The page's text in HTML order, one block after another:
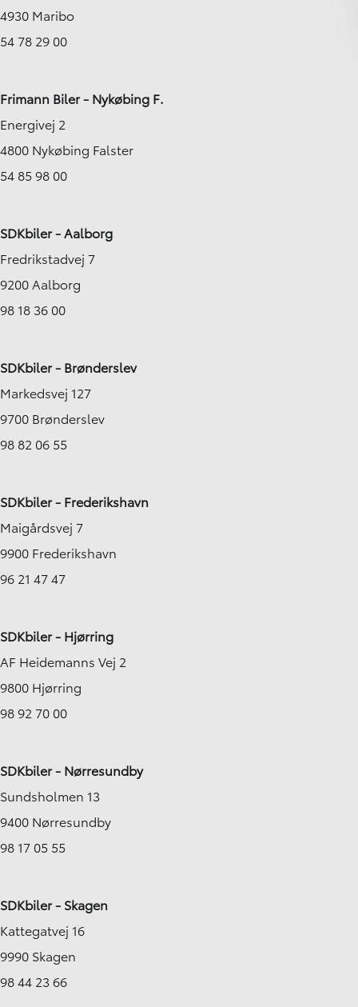
4930 Maribo
54 78 29 00
Frimann Biler - Nykøbing F.
Energivej 2
4800 Nykøbing Falster
54 85 98 00
SDKbiler - Aalborg
Fredrikstadvej 7
9200 Aalborg
98 18 36 00
SDKbiler - Brønderslev
Markedsvej 127
9700 Brønderslev
98 82 06 55
SDKbiler - Frederikshavn
Maigårdsvej 7
9900 Frederikshavn
96 21 47 47
SDKbiler - Hjørring
AF Heidemanns Vej 2
9800 Hjørring
98 92 70 00
SDKbiler - Nørresundby
Sundsholmen 13
9400 Nørresundby
98 17 05 55
SDKbiler - Skagen
Kattegatvej 16
9990 Skagen
98 44 23 66